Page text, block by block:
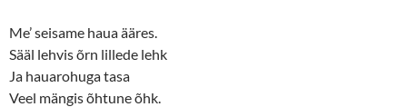
Me’ seisame haua ääres.
Sääl lehvis õrn lillede lehk
Ja hauarohuga tasa
Veel mängis õhtune õhk.